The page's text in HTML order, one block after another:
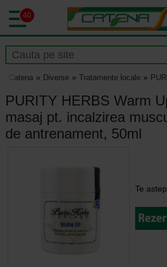
40
Catena Diverse Tratamente locale
PURITY HERBS Warm
masaj pt. incalzirea
de antrenament, 50ml
Te